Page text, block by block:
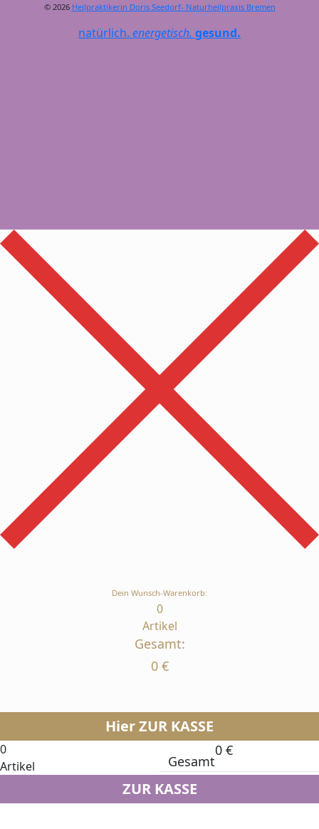
© 2026 Heilpraktikerin Doris Seedorf- Naturheilpraxis Bremen
natürlich. energetisch. gesund.
Dein Wunsch-Warenkorb:
0
Artikel
Gesamt:
0 €
Hier ZUR KASSE
0
Artikel
Gesamt
0 €
ZUR KASSE